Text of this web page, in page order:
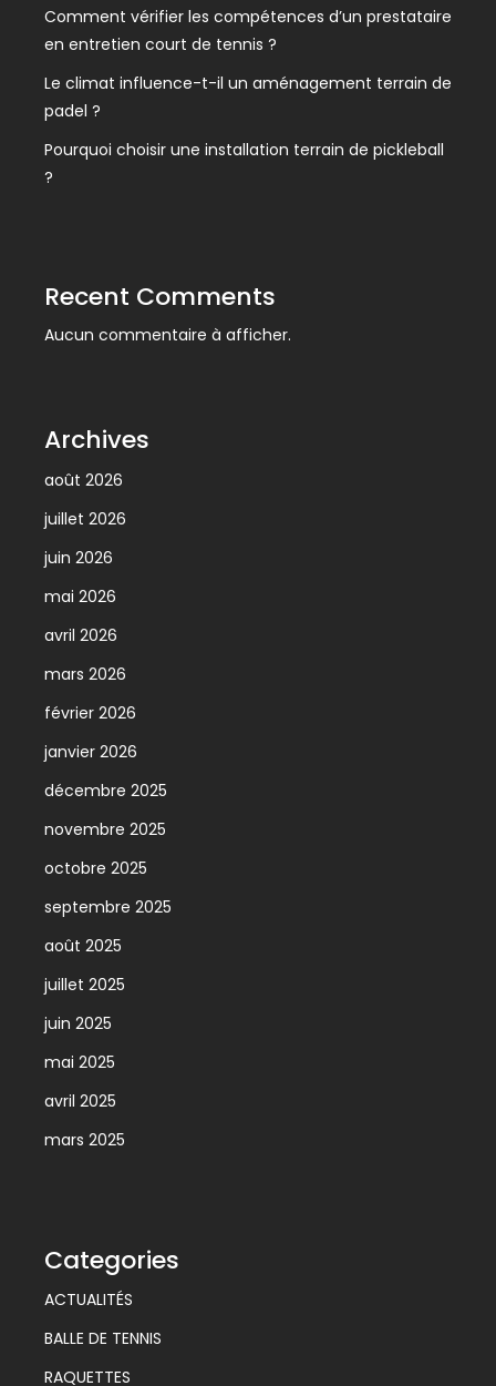
Comment vérifier les compétences d’un prestataire
en entretien court de tennis ?
Le climat influence-t-il un aménagement terrain de
padel ?
Pourquoi choisir une installation terrain de pickleball
?
Recent Comments
Aucun commentaire à afficher.
Archives
août 2026
juillet 2026
juin 2026
mai 2026
avril 2026
mars 2026
février 2026
janvier 2026
décembre 2025
novembre 2025
octobre 2025
septembre 2025
août 2025
juillet 2025
juin 2025
mai 2025
avril 2025
mars 2025
Categories
ACTUALITÉS
BALLE DE TENNIS
RAQUETTES